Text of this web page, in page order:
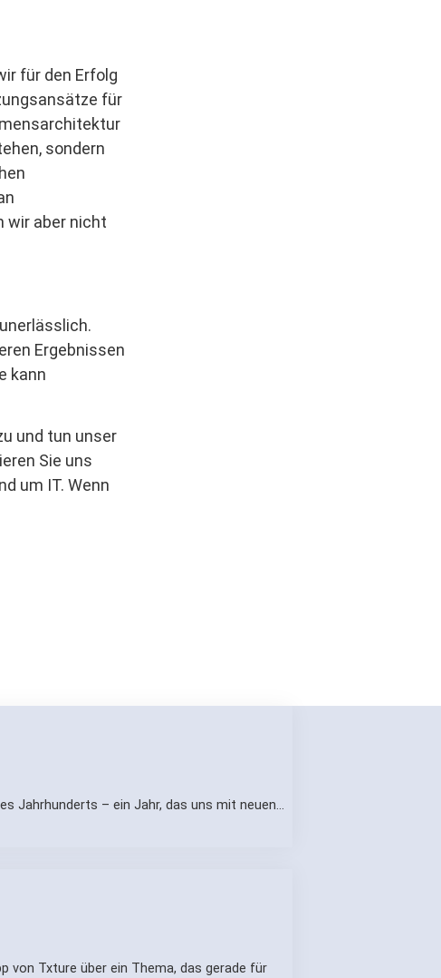
für den Erfolg
für
sondern
wir aber nicht
Ergebnissen
kann
und tun unser
Sie uns
um IT. Wenn
Jahrhunderts – ein Jahr, das uns mit neuen…
von Txture über ein Thema, das gerade für